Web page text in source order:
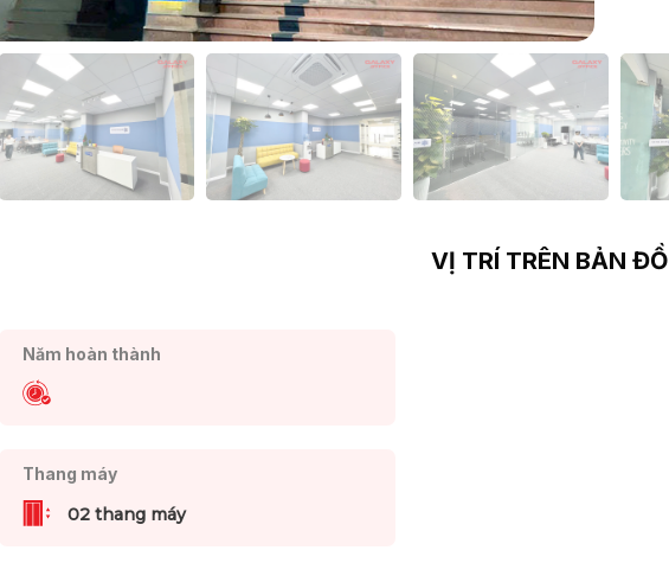
Năm hoàn thành
Thang máy
02 thang máy
VỊ TRÍ TRÊN BẢN ĐỒ